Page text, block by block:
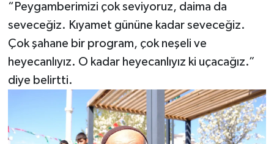
“Peygamberimizi çok seviyoruz, daima da
seveceğiz. Kıyamet gününe kadar seveceğiz.
Çok şahane bir program, çok neşeli ve
heyecanlıyız. O kadar heyecanlıyız ki uçacağız.”
diye belirtti.